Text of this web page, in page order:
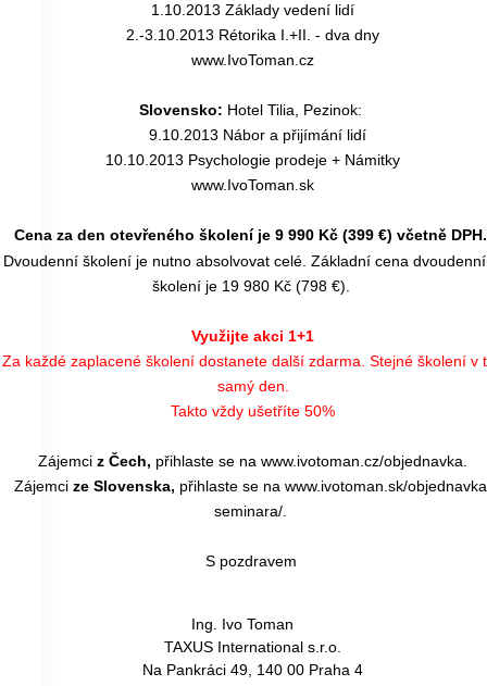
1.10.2013 Základy vedení lidí
2.-3.10.2013 Rétorika I.+II. - dva dny
www.IvoToman.cz
Slovensko: Hotel Tilia, Pezinok:
9.10.2013 Nábor a přijímání lidí
10.10.2013 Psychologie prodeje + Námitky
www.IvoToman.sk
Cena za den otevřeného školení je 9 990 Kč (399 €) včetně DPH.
Dvoudenní školení je nutno absolvovat celé. Základní cena
školení je 19 980 Kč (798 €).
Využijte akci 1+1
Za každé zaplacené školení dostanete další zdarma. Stejné školení v
samý den.
Takto vždy ušetříte 50%
Zájemci z Čech, přihlaste se na www.ivotoman.cz/objednavka.
Zájemcize Slovenska, přihlaste se na www.ivotoman.sk/
seminara/.
S pozdravem
Ing. Ivo Toman
TAXUS International s.r.o.
Na Pankráci 49, 140 00 Praha 4